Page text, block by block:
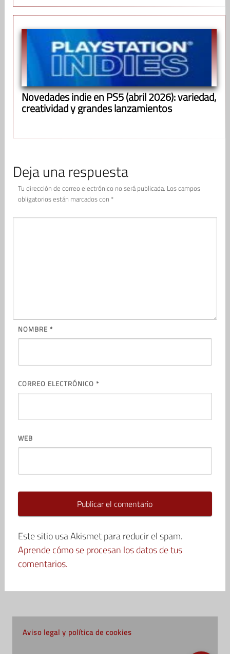
Novedades indie en PS5 (abril 2026): variedad,
creatividad y grandes lanzamientos
Deja una respuesta
Tu dirección de correo electrónico no será publicada. Los campos
obligatorios están marcados con *
NOMBRE *
CORREO ELECTRÓNICO *
WEB
Este sitio usa Akismet para reducir el spam.
Aprende cómo se procesan los datos de tus
comentarios.
Aviso legal y política de cookies